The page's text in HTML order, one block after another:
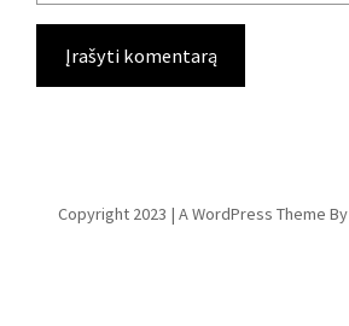
Copyright 2023 | A WordPress Theme By